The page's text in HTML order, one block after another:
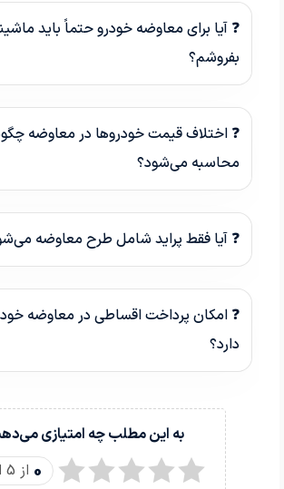
❓ آیا برای معاوضه خودرو حتماً باید
بفروشم؟
❓ اختلاف قیمت خودروها در معاوضه
محاسبه می‌شود؟
❓ آیا فقط پراید شامل طرح معاوضه
❓ امکان پرداخت اقساطی در معاوضه
دارد؟
به این مطلب چه امتیازی
0 از 5 امتیاز